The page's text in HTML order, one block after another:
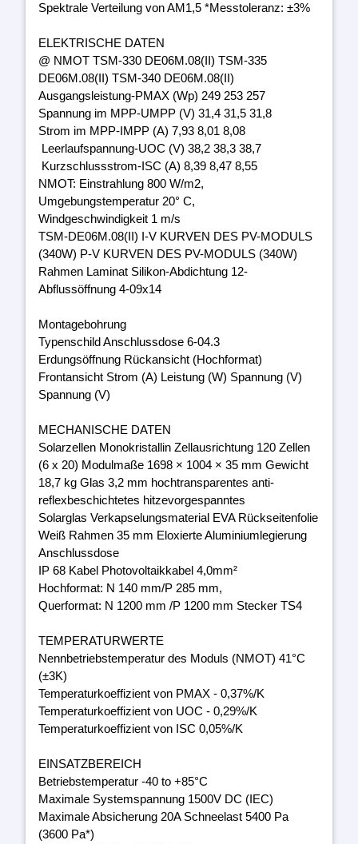
Spektrale Verteilung von AM1,5 *Messtoleranz: ±3%
ELEKTRISCHE DATEN
@ NMOT TSM-330 DE06M.08(II) TSM-335
DE06M.08(II) TSM-340 DE06M.08(II)
Ausgangsleistung-PMAX (Wp) 249 253 257
Spannung im MPP-UMPP (V) 31,4 31,5 31,8
Strom im MPP-IMPP (A) 7,93 8,01 8,08
Leerlaufspannung-UOC (V) 38,2 38,3 38,7
Kurzschlussstrom-ISC (A) 8,39 8,47 8,55
NMOT: Einstrahlung 800 W/m2,
Umgebungstemperatur 20° C,
Windgeschwindigkeit 1 m/s
TSM-DE06M.08(II) I-V KURVEN DES PV-MODULS
(340W) P-V KURVEN DES PV-MODULS (340W)
Rahmen Laminat Silikon-Abdichtung 12-
Abflussöffnung 4-09x14
Montagebohrung
Typenschild Anschlussdose 6-04.3
Erdungsöffnung Rückansicht (Hochformat)
Frontansicht Strom (A) Leistung (W) Spannung (V)
Spannung (V)
MECHANISCHE DATEN
Solarzellen Monokristallin Zellausrichtung 120 Zellen
(6 x 20) Modulmaße 1698 × 1004 × 35 mm Gewicht
18,7 kg Glas 3,2 mm hochtransparentes anti-
reflexbeschichtetes hitzevorgespanntes
Solarglas Verkapselungsmaterial EVA Rückseitenfolie
Weiß Rahmen 35 mm Eloxierte Aluminiumlegierung
Anschlussdose
IP 68 Kabel Photovoltaikkabel 4,0mm²
Hochformat: N 140 mm/P 285 mm,
Querformat: N 1200 mm /P 1200 mm Stecker TS4
TEMPERATURWERTE
Nennbetriebstemperatur des Moduls (NMOT) 41°C
(±3K)
Temperaturkoeffizient von PMAX - 0,37%/K
Temperaturkoeffizient von UOC - 0,29%/K
Temperaturkoeffizient von ISC 0,05%/K
EINSATZBEREICH
Betriebstemperatur -40 to +85°C
Maximale Systemspannung 1500V DC (IEC)
Maximale Absicherung 20A Schneelast 5400 Pa
(3600 Pa*)